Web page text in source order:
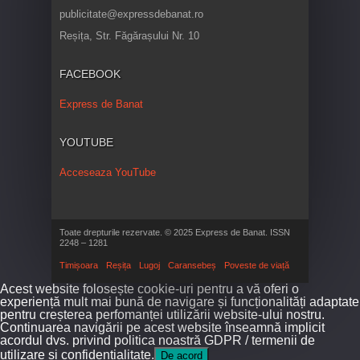
publicitate@expressdebanat.ro
Reșița, Str. Făgărașului Nr. 10
FACEBOOK
Express de Banat
YOUTUBE
Acceseaza YouTube
Toate drepturile rezervate. © 2025 Express de Banat. ISSN
2248 – 1281
Timișoara Reșița Lugoj Caransebeș Poveste de viață
Acest website folosește cookie-uri pentru a vă oferi o
experiență mult mai bună de navigare și funcționalități adaptate
pentru creșterea perfomanței utilizării website-ului nostru.
Continuarea navigării pe acest website înseamnă implicit
acordul dvs. privind politica noastră GDPR / termenii de
utilizare și confidențialitate.
De acord